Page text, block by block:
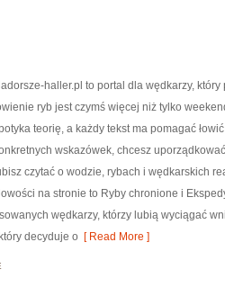
haller.pl to portal dla wędkarzy,
ryb jest czymś więcej niż tylko
teorię, a każdy tekst ma pomagać
wskazówek, chcesz
czytać o wodzie, rybach i wędkarskich
na stronie to Ryby chronione i
wędkarzy, którzy lubią wyciągać
decyduje o [ Read More ]